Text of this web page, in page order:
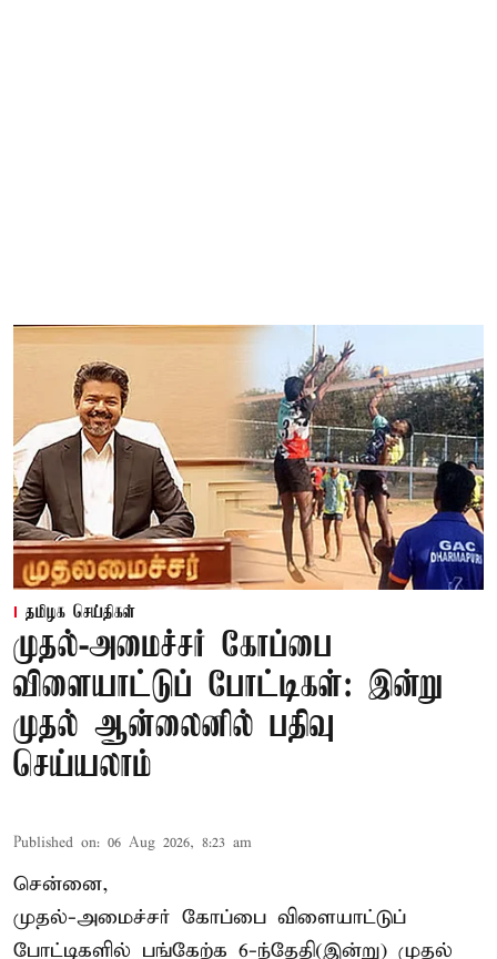
தமிழக செய்திகள்
முதல்-அமைச்சர் கோப்பை
விளையாட்டுப் போட்டிகள்: இன்று
முதல் ஆன்லைனில் பதிவு
செய்யலாம்
Published on: 06 Aug 2026, 8:23 am
சென்னை,
முதல்-அமைச்சர் கோப்பை விளையாட்டுப்
போட்டிகளில் பங்கேற்க 6-ந்தேதி(இன்று) முதல்